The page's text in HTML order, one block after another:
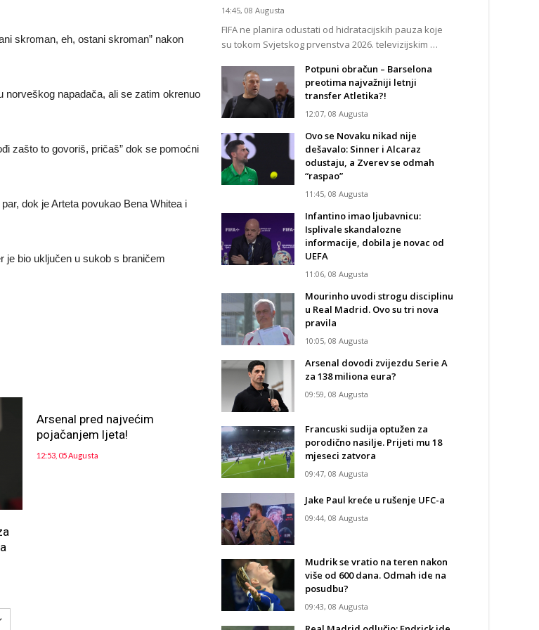
skroman, eh, ostani skroman” nakon
norveškog napadača, ali se zatim okrenuo
zašto to govoriš, pričaš” dok se pomoćni
dok je Arteta povukao Bena Whitea i
je bio uključen u sukob s braničem
Arsenal pred najvećim
pojačanjem ljeta!
12:53, 05 Augusta
14:45, 08 Augusta
FIFA ne planira odustati od hidratacijskih pauza koje
su tokom Svjetskog prvenstva 2026. televizijskim …
Potpuni obračun – Barselona
preotima najvažniji letnji
transfer Atletika?!
12:07, 08 Augusta
Ovo se Novaku nikad nije
dešavalo: Sinner i Alcaraz
odustaju, a Zverev se odmah
“raspao”
11:45, 08 Augusta
Infantino imao ljubavnicu:
Isplivale skandalozne
informacije, dobila je novac od
UEFA
11:06, 08 Augusta
Mourinho uvodi strogu disciplinu
u Real Madrid. Ovo su tri nova
pravila
10:05, 08 Augusta
Arsenal dovodi zvijezdu Serie A
za 138 miliona eura?
09:59, 08 Augusta
Francuski sudija optužen za
porodično nasilje. Prijeti mu 18
mjeseci zatvora
09:47, 08 Augusta
Jake Paul kreće u rušenje UFC-a
09:44, 08 Augusta
Mudrik se vratio na teren nakon
više od 600 dana. Odmah ide na
posudbu?
09:43, 08 Augusta